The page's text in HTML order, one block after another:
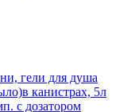
гели для душа
канистрах, 5л
с дозатором